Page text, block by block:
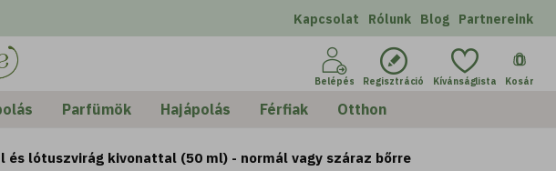
Kapcsolat Rólunk Blog Partnereink
Belépés Regisztráció Kívánságlista
0
Kosár
Parfümök Hajápolás Férfiak Otthon
lótuszvirág kivonattal (50 ml) - normál vagy száraz bőrre